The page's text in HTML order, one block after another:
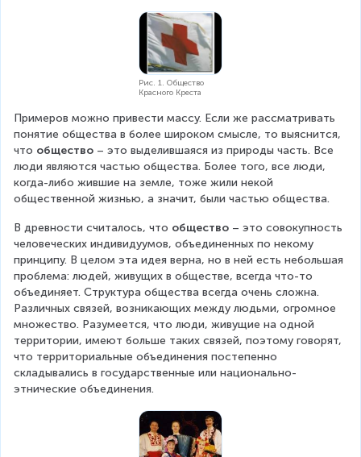
Рис. 1. Общество
Красного Креста
Примеров можно привести массу. Если же рассматривать
понятие общества в более широком смысле, то выяснится,
что общество – это выделившаяся из природы часть. Все
люди являются частью общества. Более того, все люди,
когда-либо жившие на земле, тоже жили некой
общественной жизнью, а значит, были частью общества.
В древности считалось, что общество – это совокупность
человеческих индивидуумов, объединенных по некому
принципу. В целом эта идея верна, но в ней есть небольшая
проблема: людей, живущих в обществе, всегда что-то
объединяет. Структура общества всегда очень сложна.
Различных связей, возникающих между людьми, огромное
множество. Разумеется, что люди, живущие на одной
территории, имеют больше таких связей, поэтому говорят,
что территориальные объединения постепенно
складывались в государственные или национально-
этнические объединения.